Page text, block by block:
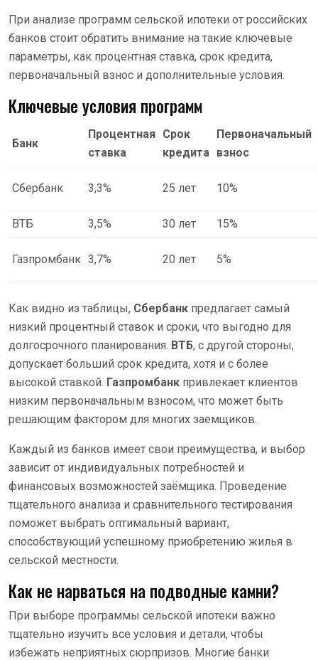
При анализе программ сельской ипотеки от российских
банков стоит обратить внимание на такие ключевые
параметры, как процентная ставка, срок кредита,
первоначальный взнос и дополнительные условия.
Ключевые условия программ
Банк
Процентная
ставка
Срок
кредита
Первоначальный
взнос
Сбербанк 3,3% 25 лет 10%
ВТБ 3,5% 30 лет 15%
Газпромбанк 3,7% 20 лет 5%
Как видно из таблицы, Сбербанк предлагает самый
низкий процентный ставок и сроки, что выгодно для
долгосрочного планирования. ВТБ, с другой стороны,
допускает больший срок кредита, хотя и с более
высокой ставкой. Газпромбанк привлекает клиентов
низким первоначальным взносом, что может быть
решающим фактором для многих заемщиков.
Каждый из банков имеет свои преимущества, и выбор
зависит от индивидуальных потребностей и
финансовых возможностей заёмщика. Проведение
тщательного анализа и сравнительного тестирования
поможет выбрать оптимальный вариант,
способствующий успешному приобретению жилья в
сельской местности.
Как не нарваться на подводные камни?
При выборе программы сельской ипотеки важно
тщательно изучить все условия и детали, чтобы
избежать неприятных сюрпризов. Многие банки